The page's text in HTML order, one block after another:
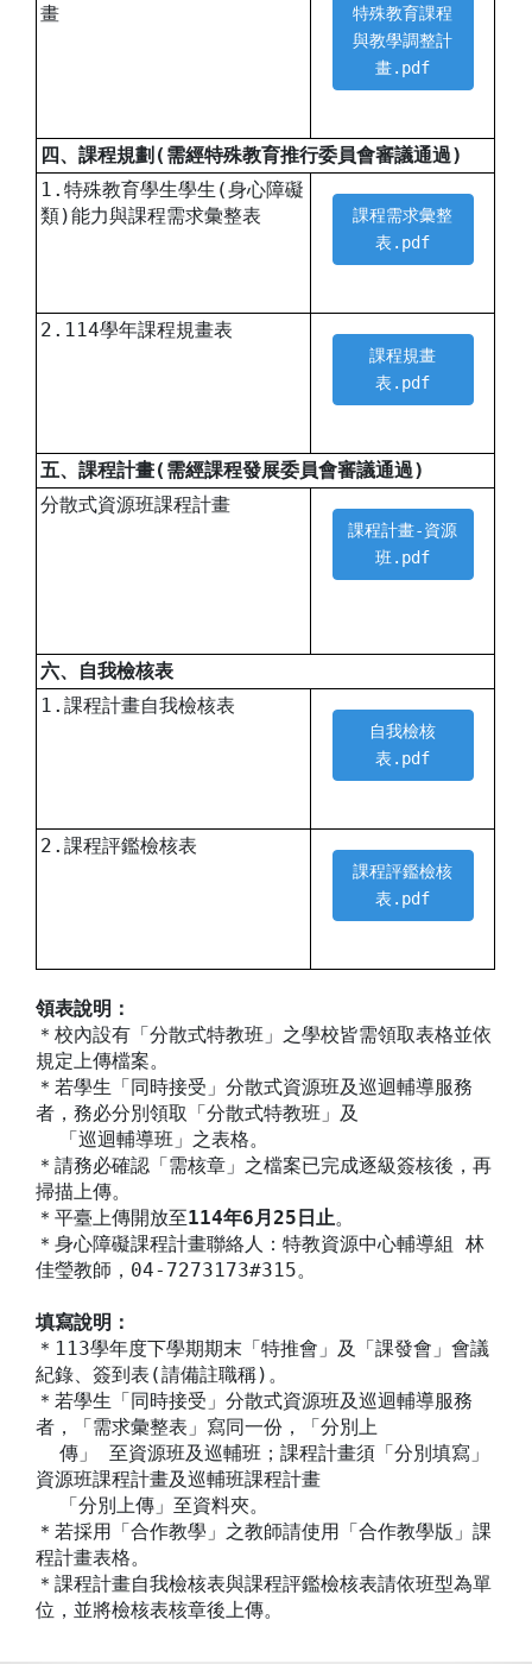
畫
特殊教育課程
與教學調整計
畫.pdf
四、課程規劃(需經特殊教育推行委員會審議通過)
1.特殊教育學生學生(身心障礙
類)能力與課程需求彙整表
課程需求彙整
表.pdf
2.114學年課程規畫表
課程規畫
表.pdf
五、課程計畫(需經課程發展委員會審議通過)
分散式資源班課程計畫
課程計畫-資源
班.pdf
六、自我檢核表
1.課程計畫自我檢核表
自我檢核
表.pdf
2.課程評鑑檢核表
課程評鑑檢核
表.pdf
領表說明：
＊校內設有「分散式特教班」之學校皆需領取表格並依
規定上傳檔案。
＊若學生「同時接受」分散式資源班及巡迴輔導服務
者，務必分別領取「分散式特教班」及
「巡迴輔導班」之表格。
＊請務必確認「需核章」之檔案已完成逐級簽核後，再
掃描上傳。
＊平臺上傳開放至114年6月25日止。
＊身心障礙課程計畫聯絡人：特教資源中心輔導組 林
佳瑩教師，04-7273173#315。
填寫說明：
＊113學年度下學期期末「特推會」及「課發會」會議
紀錄、簽到表(請備註職稱)。
＊若學生「同時接受」分散式資源班及巡迴輔導服務
者，「需求彙整表」寫同一份，「分別上
傳」 至資源班及巡輔班；課程計畫須「分別填寫」
資源班課程計畫及巡輔班課程計畫
「分別上傳」至資料夾。
＊若採用「合作教學」之教師請使用「合作教學版」課
程計畫表格。
＊課程計畫自我檢核表與課程評鑑檢核表請依班型為單
位，並將檢核表核章後上傳。